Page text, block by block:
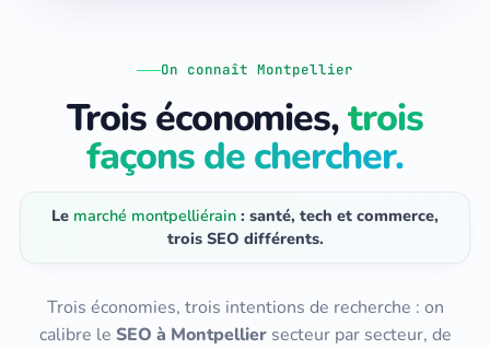
On connaît Montpellier
Trois économies,trois
façons de chercher.
Le marché montpelliérain : santé, tech et commerce,
trois SEO différents.
Trois économies, trois intentions de recherche : on
calibre le SEO à Montpelliersecteur par secteur, de